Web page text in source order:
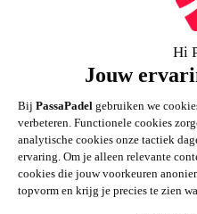
Groot
Gigantisch